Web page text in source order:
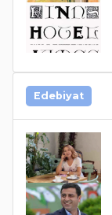
Edebiyat